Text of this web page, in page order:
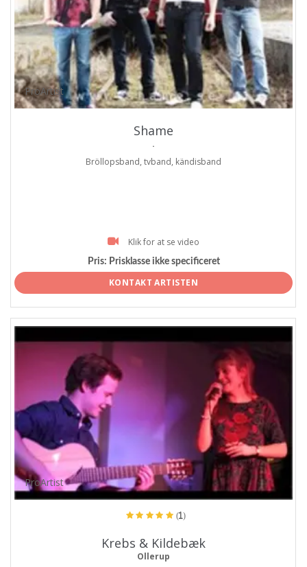
ProArtist
Shame
.
Bröllopsband, tvband, kändisband
Klik for at se video
Pris: Prisklasse ikke specificeret
KONTAKT ARTISTEN
ProArtist
(1)
Krebs & Kildebæk
Ollerup